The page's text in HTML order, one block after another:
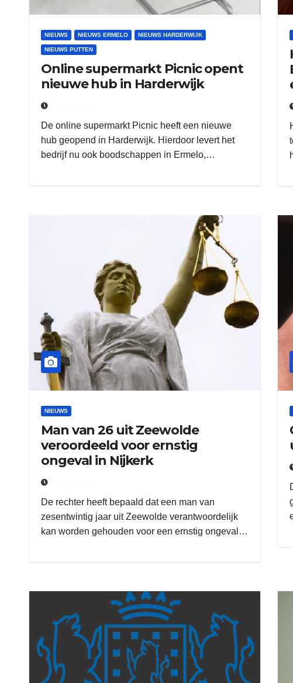
NIEUWS NIEUWS ERMELO NIEUWS HARDERWIJK
NIEUWS PUTTEN
Online supermarkt Picnic opent
nieuwe hub in Harderwijk
De online supermarkt Picnic heeft een nieuwe
hub geopend in Harderwijk. Hierdoor levert het
bedrijf nu ook boodschappen in Ermelo,…
NIEUWS
Man van 26 uit Zeewolde
veroordeeld voor ernstig
ongeval in Nijkerk
De rechter heeft bepaald dat een man van
zesentwintig jaar uit Zeewolde verantwoordelijk
kan worden gehouden voor een ernstig ongeval…